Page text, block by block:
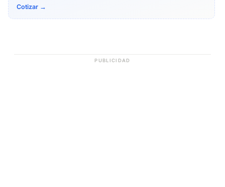
Cotizar →
PUBLICIDAD